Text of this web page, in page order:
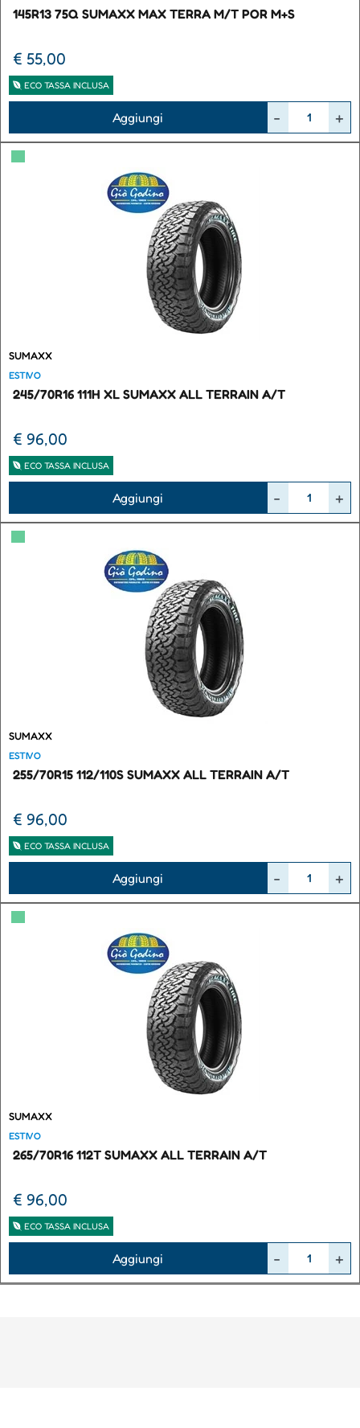
145R13 75Q SUMAXX MAX TERRA M/T POR M+S
€ 55,00
ECO TASSA INCLUSA
Aggiungi
▀
SUMAXX
ESTIVO
245/70R16 111H XL SUMAXX ALL TERRAIN A/T
€ 96,00
ECO TASSA INCLUSA
Aggiungi
▀
SUMAXX
ESTIVO
255/70R15 112/110S SUMAXX ALL TERRAIN A/T
€ 96,00
ECO TASSA INCLUSA
Aggiungi
▀
SUMAXX
ESTIVO
265/70R16 112T SUMAXX ALL TERRAIN A/T
€ 96,00
ECO TASSA INCLUSA
Aggiungi